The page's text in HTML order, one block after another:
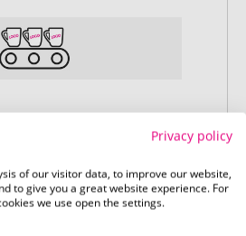
eine kostenlose
Ihrem Design. Sobald
starten wir
Privacy policy
of our visitor data, to improve our website,
to give you a great website experience. For
we use open the settings.